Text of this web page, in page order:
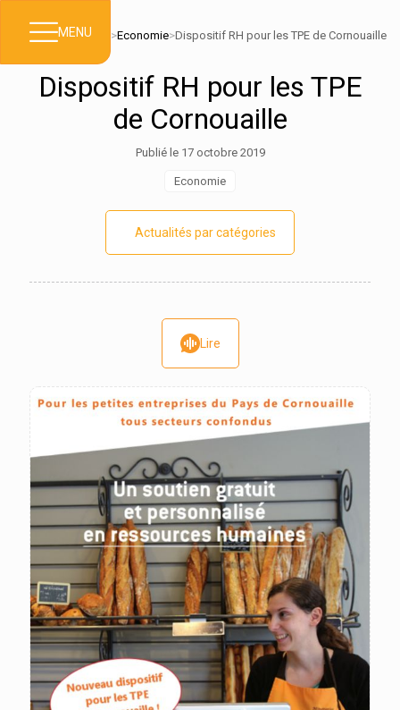
MENU
Accueil>Actualités >Economie>Dispositif RH pour les TPE de Cornouaille
Dispositif RH pour les TPE
de Cornouaille
Publié le 17 octobre 2019
Economie
Actualités par catégories
Lire